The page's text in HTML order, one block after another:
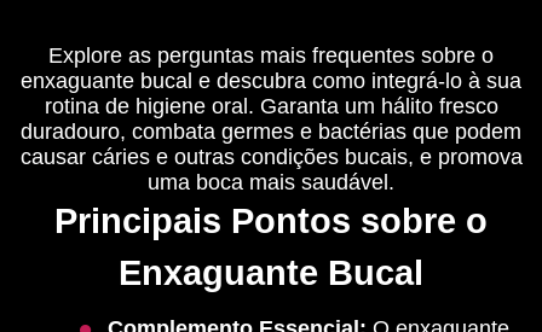
Explore as perguntas mais frequentes sobre o
enxaguante bucal e descubra como integrá-lo à sua
rotina de higiene oral. Garanta um hálito fresco
duradouro, combata germes e bactérias que podem
causar cáries e outras condições bucais, e promova
uma boca mais saudável.
Principais Pontos sobre o
Enxaguante Bucal